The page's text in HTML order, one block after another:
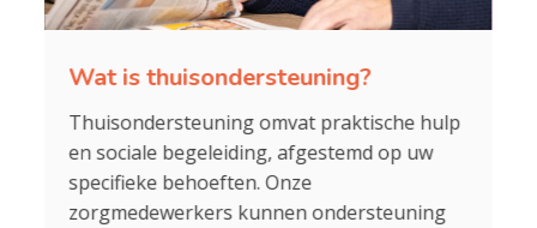
Wat is thuisondersteuning?
Thuisondersteuning omvat praktische hulp
en sociale begeleiding, afgestemd op uw
specifieke behoeften. Onze
zorgmedewerkers kunnen ondersteuning